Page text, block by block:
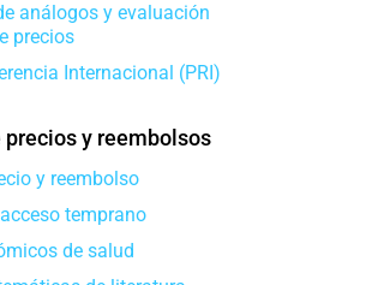
análogos y evaluación
precios
Internacional (PRI)
y reembolsos
y reembolso
temprano
de salud